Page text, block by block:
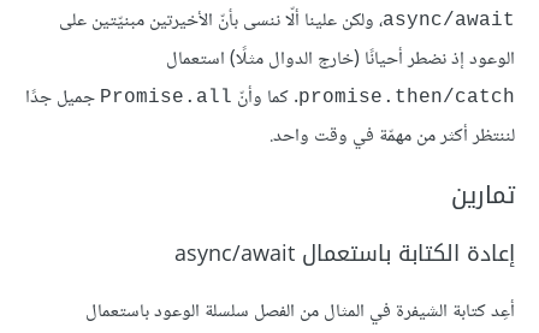
async/await، ولكن علينا ألّا ننسى بأنّ الأخيرتين مبنيّتين على
الوعود إذ نضطر أحيانًا (خارج الدوال مثلًا) استعمال
promise.then/catch. كما وأنّ Promise.all جميل جدًا
لننتظر أكثر من مهمّة في وقت واحد.
تمارين
إعادة الكتابة باستعمال async/await
أعِد كتابة الشيفرة في المثال من الفصل سلسلة الوعود باستعمال